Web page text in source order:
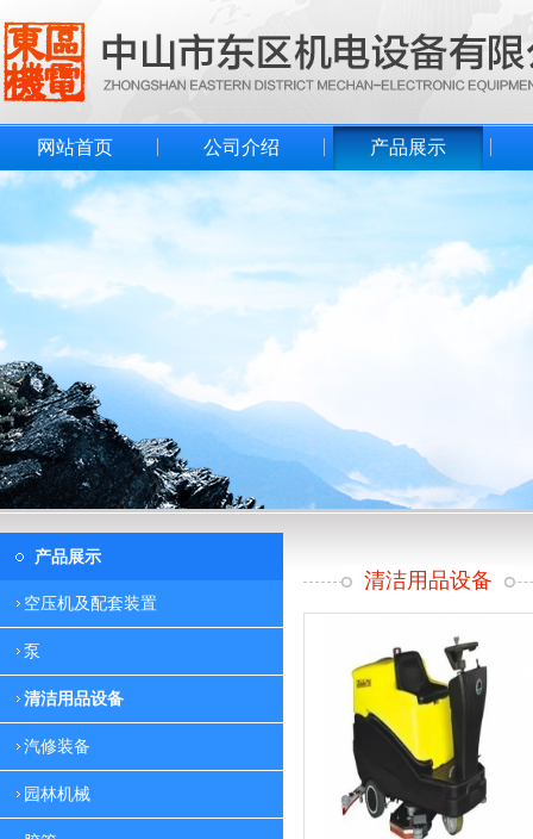
网站首页 公司介绍 产品展示
产品展示
空压机及配套装置
泵
清洁用品设备
汽修装备
园林机械
清洁用品设备